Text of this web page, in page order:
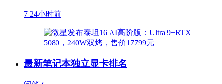
7 24小时前
最新笔记本独立显卡排名